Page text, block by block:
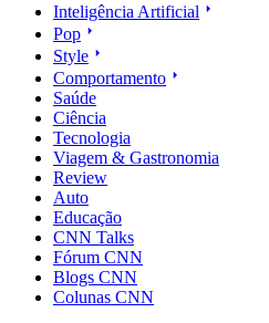
Inteligência Artificial
Pop
Style
Comportamento
Saúde
Ciência
Tecnologia
Viagem & Gastronomia
Review
Auto
Educação
CNN Talks
Fórum CNN
Blogs CNN
Colunas CNN